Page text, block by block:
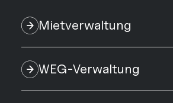
Mietverwaltung
WEG-Verwaltung